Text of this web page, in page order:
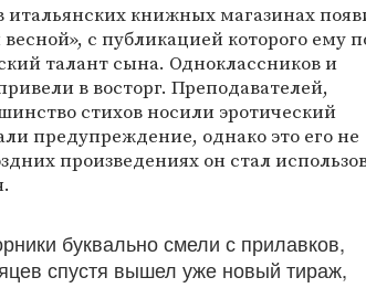
итальянских книжных магазинах
с публикацией которого ему
талант сына. Одноклассников и
в восторг. Преподавателей,
стихов носили эротический
предупреждение, однако это его не
произведениях он стал
буквально смели с прилавков,
спустя вышел уже новый тираж,